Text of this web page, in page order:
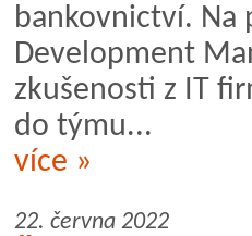
bankovnictví. Na
Development
zkušenosti z IT
do týmu...
více »
22. června 2022